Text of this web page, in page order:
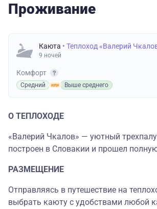
Проживание
Каюта • Теплоход «Валерий
9 ночей
Комфорт
Средний Выше среднего
О ТЕПЛОХОДЕ
«Валерий Чкалов» — уютный
построен в Словакии и прошел
РАЗМЕЩЕНИЕ
Отправляясь в путешествие на
выбрать каюту с удобствами любой